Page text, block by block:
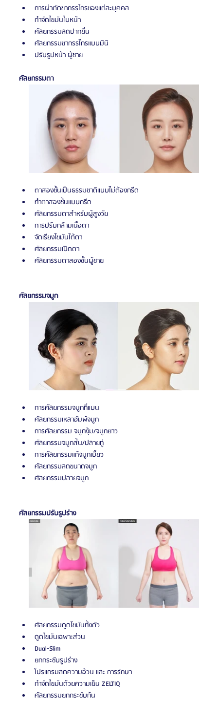
การผ่าตัดขากรรไกรของแต่ละบุคคล
กำจัดไขมันใบหน้า
ศัลยกรรมลดปากยื่น
ศัลยกรรมขากรรไกรแบบมินิ
ปรับรูปหน้า ผู้ชาย
ศัลยกรรมตา
ตาสองชั้นเป็นธรรมชาติแบบไม่ต้องกรีด
ทำตาสองชั้นแบบกรีด
ศัลยกรรมตาสำหรับผู้สูงวัย
การปรับกล้ามเนื้อตา
จัดเรียงไขมันใต้ตา
ศัลยกรรมเปิดตา
ศัลยกรรมตาสองชั้นผู้ชาย
ศัลยกรรมจมูก
การศัลยกรรมจมูกที่แบน
ศัลยกรรมเหลาฮัมพ์จมูก
การศัลยกรรม จมูกงุ้ม/จมูกยาว
ศัลยกรรมจมูกสั้น/ปลายทู่
การศัลยกรรมแก้จมูกเบี้ยว
ศัลยกรรมลดขนาดจมูก
ศัลยกรรมปลายจมูก
ศัลยกรรมปรับรูปร่าง
ศัลยกรรมดูดไขมันทั้งตัว
ดูดไขมันเฉพาะส่วน
Dual-Slim
ยกกระชับรูปร่าง
โปรแกรมลดความอ้วน และ การรักษา
กำจัดไขมันด้วยความเย็น ZELTIQ
ศัลยกรรมยกกระชับก้น